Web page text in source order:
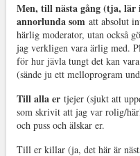
Men, till nästa gång (tja, lär
annorlunda som att absolut
härlig moderator, utan också
jag verkligen vara ärlig med.
för hur jävla tungt det kan
(sände ju ett melloprogram
Till alla er tjejer (sjukt att
som skrivit att jag var rolig/
och puss och älskar er.
Till er killar (ja, det här är